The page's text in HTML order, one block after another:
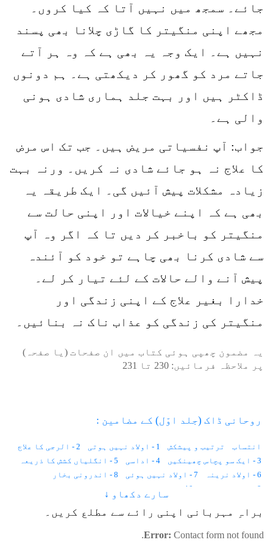
جائے۔ سمجھ میں نہیں آتا کہ کیا کروں۔
مجھے اپنی منگیتر کا گاڑی چلانا بھی پسند
نہیں ہے۔ ایک وجہ یہ بھی ہے کہ وہ ہر آتے
جاتے مرد کو گھور کر دیکھتی ہے۔ ہم دونوں
ڈاکٹر ہیں اور بہت جلد ہماری شادی ہونی
والی ہے۔
جواب: آپ نفسیاتی مریض ہیں۔ جب تک اس مرض
کا علاج نہ ہو جائے شادی نہ کریں۔ ورنہ بہت
زیادہ مشکلات پیش آئیں گی۔ ایک طریقہ یہ
بھی ہے کہ اپنے خیالات اور اپنی حالت سے
منگیتر کو باخبر کر دیں تا کہ اگر وہ آپ
سے شادی کرنا بھی چاہے تو خود کو آئندہ
پیش آنے والے حالات کے لئے تیار کر لے۔
خدارا بغیر علاج کے اپنی زندگی اور
منگیتر کی زندگی کو عذاب ناک نہ بنائیں۔
یہ مضمون چھپی ہوئی کتاب میں ان صفحات (یا صفحہ)
پر ملاحظہ فرمائیں: 230 تا 231
روحانی ڈاک (جلد اوّل) کے مضامین :
انتساب ترتیب و پیشکش 1 - اولاد نہیں ہوتی
2 - الرجی کا علاج
3 - ایک سو پچاس چھینکیں
4 - اداسی
5 - انگلیاں کشش کا ذریعہ
6 - اولاد نرینہ
7 - اولاد نہیں ہوئی
8 - اندرونی بخار
9 - احساس کمتری
10 - استغناء اور کیلوریز
13 - ایب نارمل زندگی
14 - اجمیر شریف کی حاضری
16 - آنکھوں کے سامنے نقطے
سارے دکھاو ↓
براہِ مہربانی اپنی رائے سے مطلع کریں۔
Error: Contact form not found.